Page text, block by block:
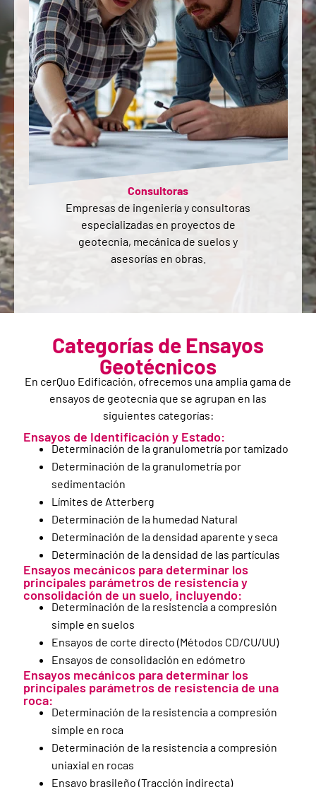
Consultoras
Empresas de ingeniería y consultoras
especializadas en proyectos de
geotecnia, mecánica de suelos y
asesorías en obras.
Categorías de Ensayos
Geotécnicos
En cerQuo Edificación, ofrecemos una amplia gama de
ensayos de geotecnia que se agrupan en las
siguientes categorías:
Ensayos de Identificación y Estado:
Determinación de la granulometría por tamizado
Determinación de la granulometría por
sedimentación
Límites de Atterberg
Determinación de la humedad Natural
Determinación de la densidad aparente y seca
Determinación de la densidad de las partículas
Ensayos mecánicos para determinar los
principales parámetros de resistencia y
consolidación de un suelo, incluyendo:
Determinación de la resistencia a compresión
simple en suelos
Ensayos de corte directo (Métodos CD/CU/UU)
Ensayos de consolidación en edómetro
Ensayos mecánicos para determinar los
principales parámetros de resistencia de una
roca:
Determinación de la resistencia a compresión
simple en roca
Determinación de la resistencia a compresión
uniaxial en rocas
Ensayo brasileño (Tracción indirecta)